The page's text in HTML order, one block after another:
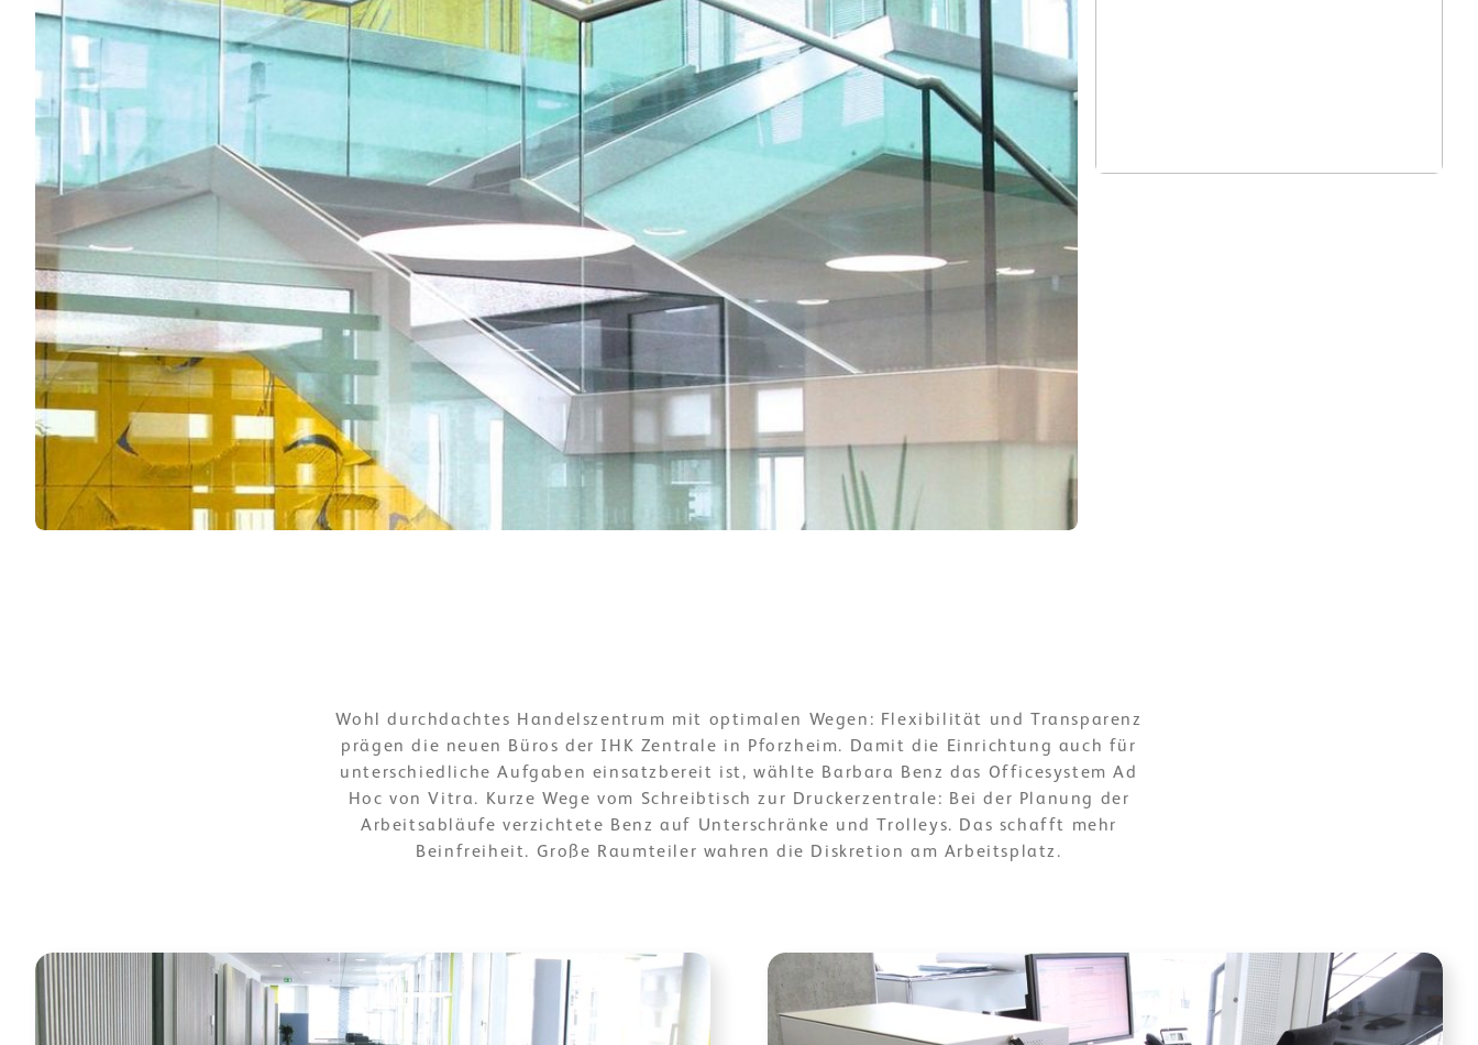
Wohl durchdachtes Handelszentrum mit optimalen Wegen: Flexibilität und Transparenz
prägen die neuen Büros der IHK Zentrale in Pforzheim. Damit die Einrichtung auch für
unterschiedliche Aufgaben einsatzbereit ist, wählte Barbara Benz das Officesystem Ad
Hoc von Vitra. Kurze Wege vom Schreibtisch zur Druckerzentrale: Bei der Planung der
Arbeitsabläufe verzichtete Benz auf Unterschränke und Trolleys. Das schafft mehr
Beinfreiheit. Große Raumteiler wahren die Diskretion am Arbeitsplatz.